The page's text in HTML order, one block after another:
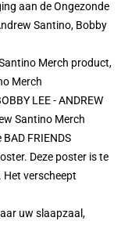
aan de Ongezonde
Santino, Bobby
Merch product,
Merch
LEE - ANDREW
Santino Merch
FRIENDS
Deze poster is te
Het verscheept
uw slaapzaal,